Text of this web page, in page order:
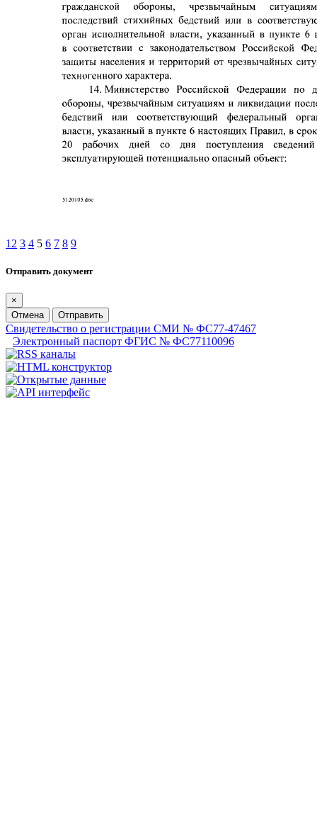
1 2 3 4 5 6 7 8 9
Отправить документ
×
Отмена
Отправить
Свидетельство о регистрации СМИ № ФС77-47467
Электронный паспорт ФГИС № ФС77110096